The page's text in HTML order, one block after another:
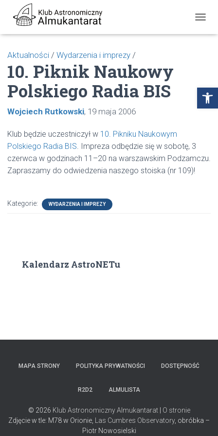
Open toolbar
R
N
J
Aktualności / Wydarzenia i imprezy /
10. Piknik Naukowy
Polskiego Radia BIS
Wojciech Rutkowski 19 maja 2006
Klub będzie uczestniczył w 10. Pikniku Naukowym
Polskiego Radia BIS. Impreza odbędzie się w sobotę, 3
czerwca w godzinach 11–20 na warszawskim Podzamczu.
Zapraszamy do odwiedzenia naszego stoiska (nr 109)!
Kategorie: WYDARZENIA I IMPREZY
Kalendarz AstroNETu
MAPA STRONY POLITYKA PRYWATNOŚCI DOSTĘPNOŚĆ
R2D2 ALMULISTA
© 2026 Klub Astronomiczny Almukantarat| O stronie
Zdjęcie w tle: M78 w Orionie,
Las Cumbres Observatory, obróbka –
Piotr Nowosielski